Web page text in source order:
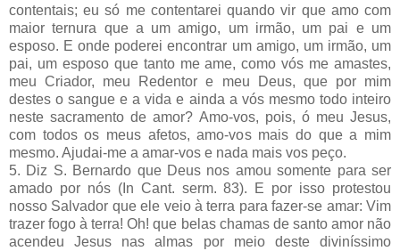
contentais; eu só me contentarei quando vir que amo com
maior ternura que a um amigo, um irmão, um pai e um
esposo. E onde poderei encontrar um amigo, um irmão, um
pai, um esposo que tanto me ame, como vós me amastes,
meu Criador, meu Redentor e meu Deus, que por mim
destes o sangue e a vida e ainda a vós mesmo todo inteiro
neste sacramento de amor? Amo-vos, pois, ó meu Jesus,
com todos os meus afetos, amo-vos mais do que a mim
mesmo. Ajudai-me a amar-vos e nada mais vos peço.
5. Diz S. Bernardo que Deus nos amou somente para ser
amado por nós (In Cant. serm. 83). E por isso protestou
nosso Salvador que ele veio à terra para fazer-se amar: Vim
trazer fogo à terra! Oh! que belas chamas de santo amor não
acendeu Jesus nas almas por meio deste diviníssimo